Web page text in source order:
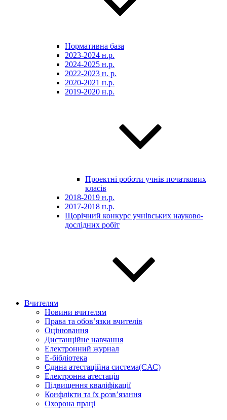
Нормативна база
2023-2024 н.р.
2024-2025 н.р.
2022-2023 н. р.
2020-2021 н.р.
2019-2020 н.р.
Проектні роботи учнів початкових
класів
2018-2019 н.р.
2017-2018 н.р.
Щорічний конкурс учнівських науково-
дослідних робіт
Вчителям
Новини вчителям
Права та обов’язки вчителів
Оцінювання
Дистанційне навчання
Електронний журнал
E-бібліотека
Єдина атестаційна система(ЄАС)
Електронна атестація
Підвищення кваліфікації
Конфлікти та їх розв’язання
Охорона праці